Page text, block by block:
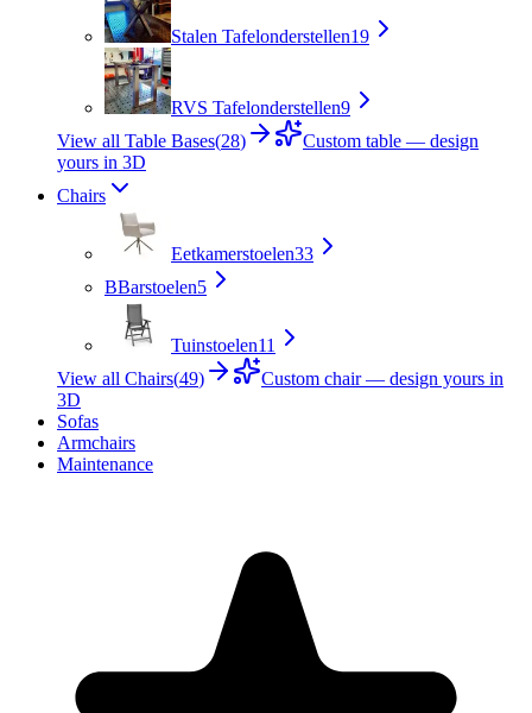
Stalen Tafelonderstellen19
RVS Tafelonderstellen9
View all Table Bases(28)
Custom table — design
yours in 3D
Chairs
Eetkamerstoelen33
BBarstoelen5
Tuinstoelen11
View all Chairs(49)
Custom chair — design yours in
3D
Sofas
Armchairs
Maintenance